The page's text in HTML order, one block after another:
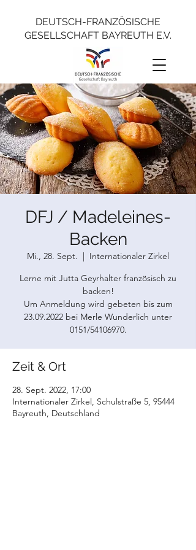
DEUTSCH-FRANZÖSISCHE
GESELLSCHAFT BAYREUTH E.V.
DFJ / Madeleines-
Backen
Mi., 28. Sept.
  |
Internationaler Zirkel
Lerne mit Jutta Geyrhalter französisch zu
backen!
Um Anmeldung wird gebeten bis zum
23.09.2022 bei Merle Wunderlich unter
0151/54106970.
Zeit & Ort
28. Sept. 2022, 17:00
Internationaler Zirkel, Schulstraße 5, 95444
Bayreuth, Deutschland